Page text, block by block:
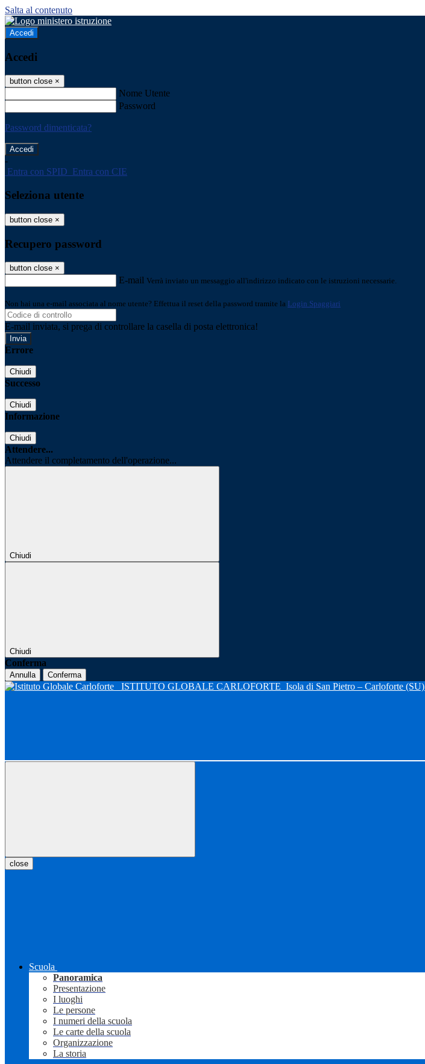
Salta al contenuto
Accedi
Accedi
button close ×
Nome Utente
Password
Password dimenticata?
-
Entra con SPID Entra con CIE
Seleziona utente
button close ×
Recupero password
button close ×
E-mail Verrà inviato un messaggio all'indirizzo indicato con le istruzioni necessarie.
Non hai una e-mail associata al nome utente? Effettua il reset della password tramite la Login Spaggiari
E-mail inviata, si prega di controllare la casella di posta elettronica!
Errore
Chiudi
Successo
Chiudi
Informazione
Chiudi
Attendere...
Attendere il completamento dell'operazione...
Chiudi
Chiudi
Conferma
Annulla Conferma
ISTITUTO GLOBALE CARLOFORTE Isola di San Pietro – Carloforte (SU)
close
Scuola
Panoramica
Presentazione
I luoghi
Le persone
I numeri della scuola
Le carte della scuola
Organizzazione
La storia